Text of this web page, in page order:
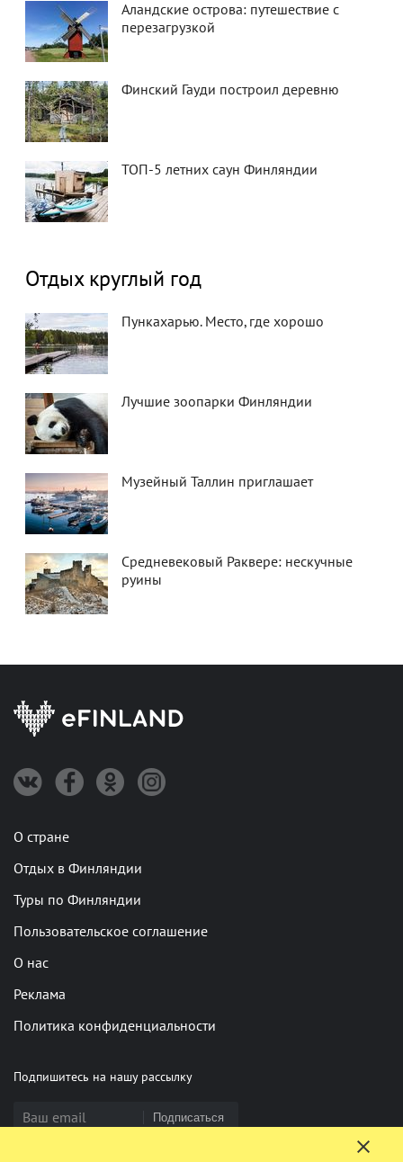
Аландские острова: путешествие с
перезагрузкой
Финский Гауди построил деревню
ТОП-5 летних саун Финляндии
Отдых круглый год
Пункахарью. Место, где хорошо
Лучшие зоопарки Финляндии
Музейный Таллин приглашает
Средневековый Раквере: нескучные
руины
О стране
Отдых в Финляндии
Туры по Финляндии
Пользовательское соглашение
О нас
Реклама
Политика конфиденциальности
Подпишитесь на нашу рассылку
Подписаться